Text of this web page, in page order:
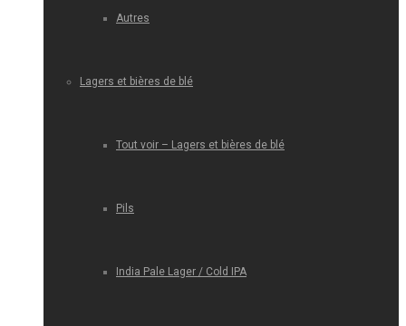
Autres
Lagers et bières de blé
Tout voir – Lagers et bières de blé
Pils
India Pale Lager / Cold IPA